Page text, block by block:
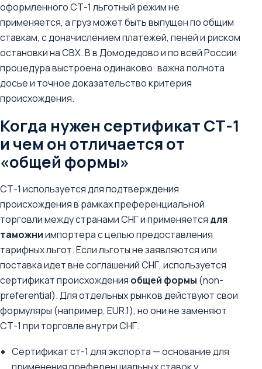
оформленного СТ-1 льготный режим не
применяется, а груз может быть выпущен по общим
ставкам, с доначислением платежей, пеней и риском
остановки на СВХ. В в Домодедово и по всей России
процедура выстроена одинаково: важна полнота
досье и точное доказательство критерия
происхождения.
Когда нужен сертификат СТ-1
и чем он отличается от
«общей формы»
СТ-1 используется для подтверждения
происхождения в рамках преференциальной
торговли между странами СНГ и применяется для
таможниимпортера с целью предоставления
тарифных льгот. Если льготы не заявляются или
поставка идет вне соглашений СНГ, используется
сертификат происхождения общей формы (non-
preferential). Для отдельных рынков действуют свои
формуляры (например, EUR.1), но они не заменяют
СТ-1 при торговле внутри СНГ.
Сертификат ст-1 для экспорта — основание для